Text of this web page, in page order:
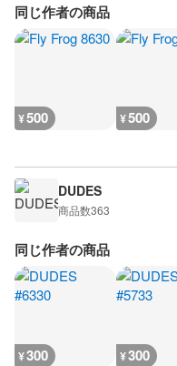
同じ作者の商品
¥500 ¥500
DUDES
商品数363
同じ作者の商品
¥300 ¥300